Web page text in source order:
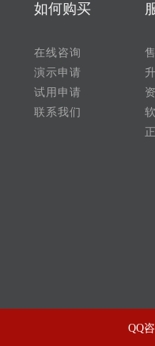
如何购买
在线咨询
演示申请
试用申请
联系我们
QQ